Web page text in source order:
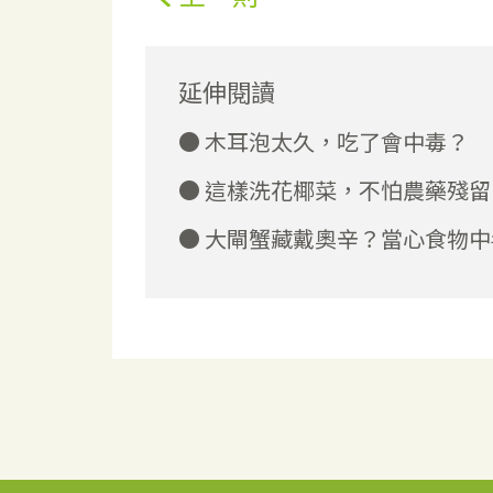
延伸閱讀
木耳泡太久，吃了會中毒？
這樣洗花椰菜，不怕農藥殘留
大閘蟹藏戴奧辛？當心食物